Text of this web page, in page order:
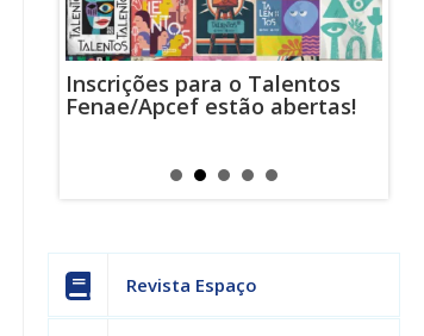
Inscrições para o Talentos
Fenae/Apcef estão abertas!
Revista Espaço